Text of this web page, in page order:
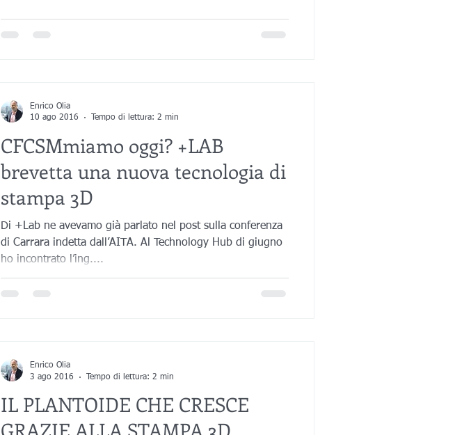
CFCSMmiamo oggi? +LAB
brevetta una nuova tecnologia di
stampa 3D
Di +Lab ne avevamo già parlato nel post sulla conferenza
di Carrara indetta dall’AITA. Al Technology Hub di giugno
ho incontrato l’ing....
Enrico Olia
10 ago 2016
Tempo di lettura: 2 min
IL PLANTOIDE CHE CRESCE
GRAZIE ALLA STAMPA 3D
Enrico Olia
3 ago 2016
Tempo di lettura: 2 min